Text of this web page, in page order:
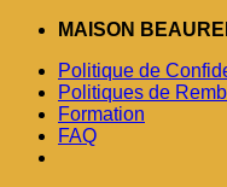
Passer
contenu
MAISON
Politique de
Politiques de
Formation
FAQ